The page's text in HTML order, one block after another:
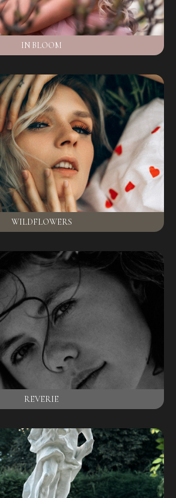
IN BLOOM
WILDFLOWERS
REVERIE